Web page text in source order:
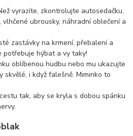
vyrazíte, zkontrolujte autosedačku,
ubrousky, náhradní oblečení a
zastávky na krmení, přebalení a
potřebuje hýbat a vy taky!
oblíbenou hudbu nebo mu ukazujte
skvělé, i když falešně. Miminko to
tak, aby se kryla s dobou spánku